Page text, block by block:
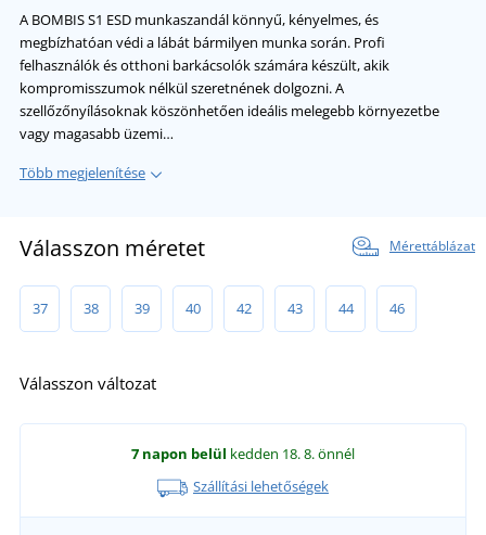
A BOMBIS S1 ESD munkaszandál könnyű, kényelmes, és
megbízhatóan védi a lábát bármilyen munka során. Profi
felhasználók és otthoni barkácsolók számára készült, akik
kompromisszumok nélkül szeretnének dolgozni. A
szellőzőnyílásoknak köszönhetően ideális melegebb környezetbe
vagy magasabb üzemi…
Több megjelenítése
Válasszon méretet Mérettáblázat
37 38 39 40 42 43 44 46
Válasszon változat
7 napon belül kedden 18. 8.önnél
Szállítási lehetőségek